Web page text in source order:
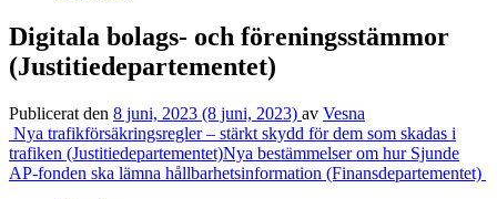
Digitala bolags- och föreningsstämmor
(Justitiedepartementet)
Publicerat den 8 juni, 2023 (8 juni, 2023) av Vesna
Inläggsnavigering
Nya trafikförsäkringsregler – stärkt skydd för dem som skadas i
trafiken (Justitiedepartementet)Nya bestämmelser om hur Sjunde
AP-fonden ska lämna hållbarhetsinformation (Finansdepartementet)